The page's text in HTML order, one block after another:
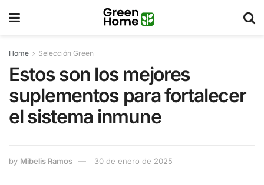
Home Selección Green
Estos son los mejores
suplementos para fortalecer
el sistema inmune
by Mibelis Ramos 30 de enero de 2025